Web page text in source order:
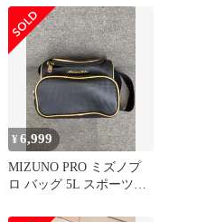
¥6,999
MIZUNO PRO ミズノプ
ロ バッグ 5L スポーツバ